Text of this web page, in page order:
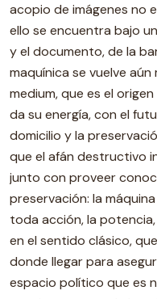
acopio de imágenes no
ello se encuentra bajo
y el documento, de la
maquínica se vuelve
medium, que es el
da su energía, con el
domicilio y la
que el afán destructivo
junto con proveer
preservación: la
toda acción, la
en el sentido clásico,
donde llegar para
espacio político que es